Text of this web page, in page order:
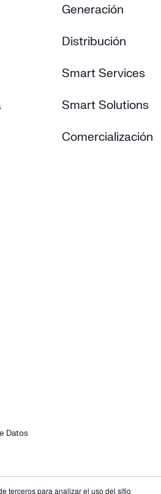
terceros para analizar el uso del sitio
Generación
Distribución
Smart Services
Smart Solutions
Comercialización
Datos